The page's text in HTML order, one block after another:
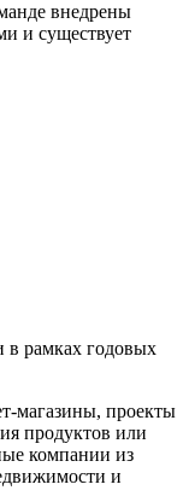
внедрены
и существует
рамках годовых
магазины, проекты
продуктов или
компании из
и